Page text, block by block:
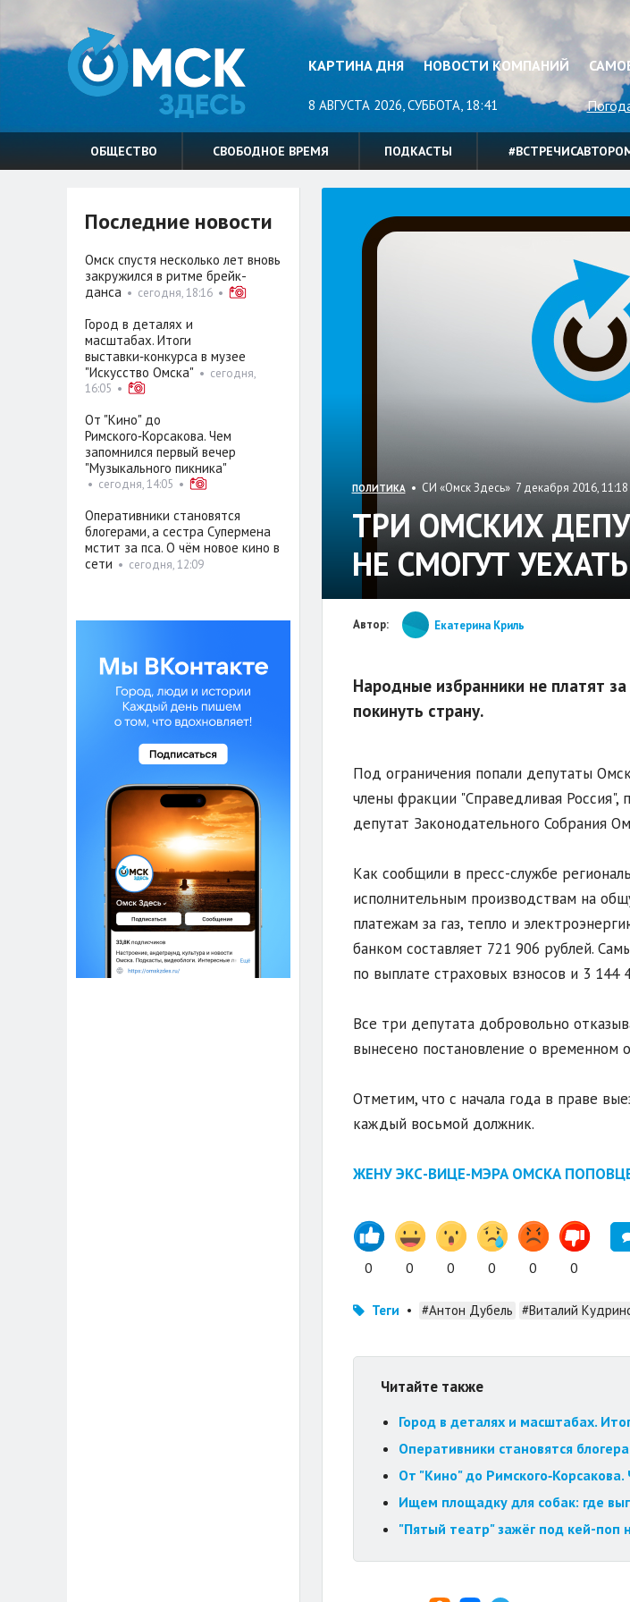
КАРТИНА ДНЯ НОВОСТИ КОМПАНИЙ
8 АВГУСТА 2026, СУББОТА, 18:41
ОБЩЕСТВО СВОБОДНОЕ ВРЕМЯ ПОДКАСТЫ
ПОЛИТИКА• СИ «Омск Здесь» 7 декабря 2016,
ТРИ ОМСКИХ
НЕ СМОГУТ
Автор: Екатерина Криль
Народные избранники не платят
покинуть страну.
Под ограничения попали депутаты
члены фракции "Справедливая
депутат Законодательного Собрания
Как сообщили в пресс-службе
исполнительным производствам на
платежам за газ, тепло и
банком составляет 721 906 рублей.
по выплате страховых взносов и 3 144
Все три депутата добровольно
вынесено постановление о временном
Отметим, что с начала года в праве
каждый восьмой должник.
ЖЕНУ ЭКС-ВИЦЕ-МЭРА ОМСКА
0 0 0 0 0 0
Теги • #Антон Дубель #Виталий
Читайте также
Город в деталях и масштабах.
Оперативники становятся
От "Кино" до
Ищем площадку для собак: где
"Пятый театр" зажёг под кей-поп
Последние новости
Омск спустя несколько лет вновь
закружился в ритме брейк-
данса• сегодня, 18:16•
Город в деталях и
масштабах. Итоги
выставки‑конкурса в музее
"Искусство Омска" • сегодня,
16:05 •
От "Кино" до
Римского‑Корсакова. Чем
запомнился первый вечер
"Музыкального пикника"
• сегодня, 14:05 •
Оперативники становятся
блогерами, а сестра Супермена
мстит за пса. О чём новое кино в
сети • сегодня, 12:09